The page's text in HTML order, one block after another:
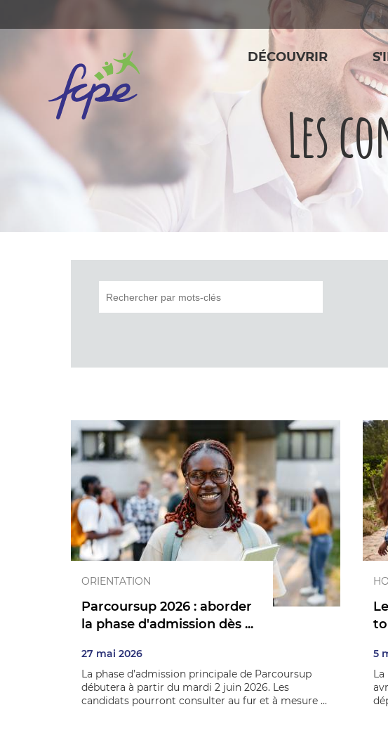
DÉCOUVRIR
Les
ORIENTATION
Parcoursup 2026 : aborder
la phase d'admission dès ...
27 mai 2026
La phase d’admission principale de Parcoursup
débutera à partir du mardi 2 juin 2026. Les
candidats pourront consulter au fur et à mesure ...
5
La
Panneau de gestion des cookies